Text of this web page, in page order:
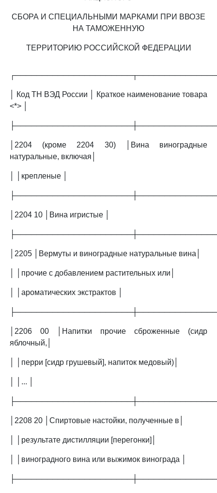
СБОРА И СПЕЦИАЛЬНЫМИ МАРКАМИ ПРИ ВВОЗЕ
НА ТАМОЖЕННУЮ
ТЕРРИТОРИЮ РОССИЙСКОЙ ФЕДЕРАЦИИ
│ Код ТН ВЭД России │ Краткое наименование товара
<*> │
│2204 (кроме 2204 30) │Вина виноградные
натуральные, включая│
│ │крепленые │
│2204 10 │Вина игристые │
│2205 │Вермуты и виноградные натуральные вина│
│ │прочие с добавлением растительных или│
│ │ароматических экстрактов │
│2206 00 │Напитки прочие сброженные (сидр
яблочный,│
│ │перри [сидр грушевый], напиток медовый)│
│ │... │
│2208 20 │Спиртовые настойки, полученные в│
│ │результате дистилляции [перегонки]│
│ │виноградного вина или выжимок винограда │